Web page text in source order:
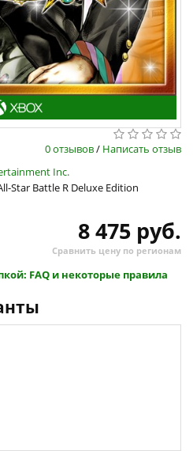
0 отзывов/ Написать отзыв
Inc.
Star Battle R Deluxe Edition
8 475 руб.
Сравнить цену по регионам
FAQ и некоторые правила